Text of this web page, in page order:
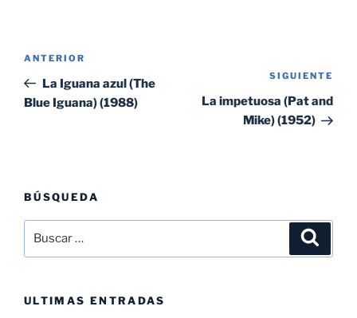
entradas
Entrada
anterior:
ANTERIOR
La Iguana azul (The
Blue Iguana) (1988)
SIGUIENTE
La impetuosa (Pat and
Mike) (1952)
BÚSQUEDA
por:
ULTIMAS ENTRADAS